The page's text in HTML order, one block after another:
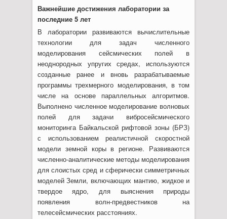
Важнейшие достижения лаборатории за
последние 5 лет
В лаборатории развиваются вычислительные
технологии для задач численного
моделирования сейсмических полей в
неоднородных упругих средах, используются
созданные ранее и вновь разрабатываемые
программы трехмерного моделирования, в том
числе на основе параллельных алгоритмов.
Выполнено численное моделирование волновых
полей для задачи вибросейсмического
мониторинга Байкальской рифтовой зоны (БРЗ)
с использованием реалистичной скоростной
модели земной коры в регионе. Развиваются
численно-аналитические методы моделирования
для слоистых сред и сферически симметричных
моделей Земли, включающих мантию, жидкое и
твердое ядро, для выяснения природы
появления волн-предвестников на
телесейсмических расстояниях.